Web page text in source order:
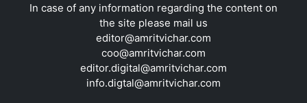
In case of any information regarding the content on
the site please mail us
editor@amritvichar.com
coo@amritvichar.com
editor.digital@amritvichar.com
info.digtal@amritvichar.com